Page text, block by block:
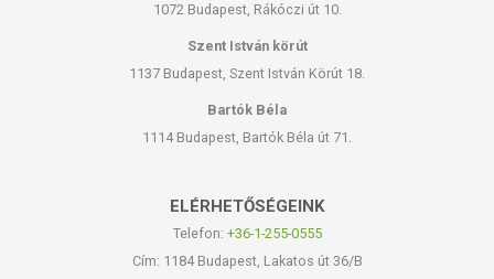
1072 Budapest, Rákóczi út 10.
Szent István körút
1137 Budapest, Szent István Körút 18.
Bartók Béla
1114 Budapest, Bartók Béla út 71.
ELÉRHETŐSÉGEINK
Telefon: +36-1-255-0555
Cím: 1184 Budapest, Lakatos út 36/B